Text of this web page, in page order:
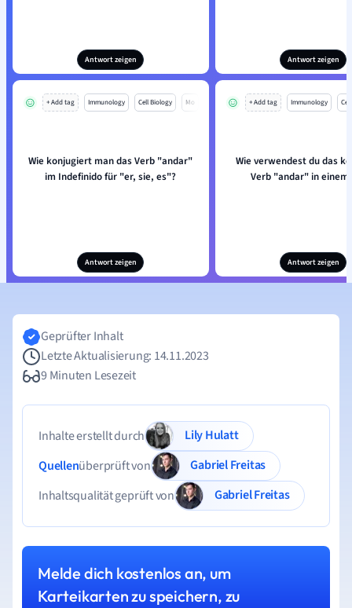
Antwort zeigen Antwort zeigen
+ Add tag Immunology Cell Biology Mo
Wie konjugiert man das Verb "andar"
im Indefinido für "er, sie, es"?
Antwort zeigen
+ Add tag Immunology
Wie verwendest du das
Verb "andar" in einem
Antwort zeigen
Geprüfter Inhalt
Letzte Aktualisierung: 14.11.2023
9 Minuten Lesezeit
Inhalte erstellt durch
Lily Hulatt
Quellenüberprüft von
Gabriel Freitas
Inhaltsqualität geprüft von
Gabriel Freitas
Melde dich kostenlos an, um
Karteikarten zu speichern, zu